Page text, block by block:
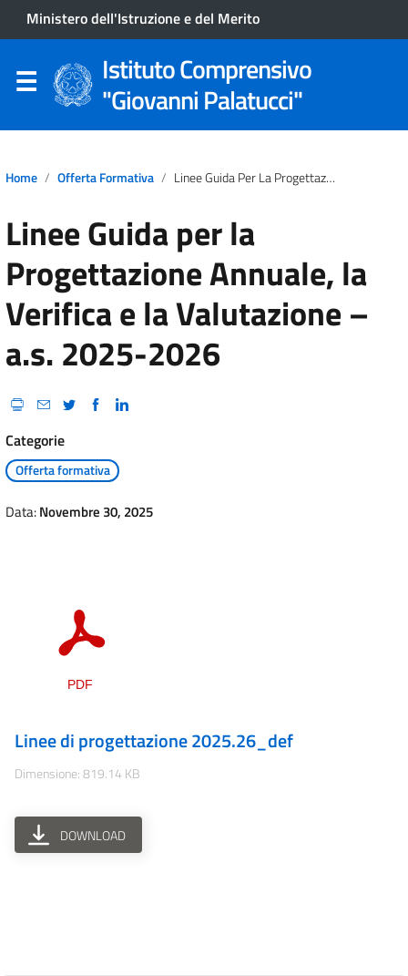
Ministero dell'Istruzione e del Merito
Istituto Comprensivo
"Giovanni Palatucci"
Home Offerta Formativa Linee Guida Per La Progettazione Annuale, La Verifica E La Valutazione – A.s. 2025-2026
Linee Guida per la
Progettazione Annuale, la
Verifica e la Valutazione –
a.s. 2025-2026
Categorie
Offerta formativa
Data:Novembre 30, 2025
Linee di progettazione 2025.26_def
Dimensione: 819.14 KB
DOWNLOAD